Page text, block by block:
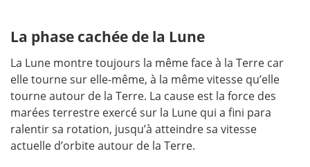
La phase cachée de la Lune
La Lune montre toujours la même face à la Terre car
elle tourne sur elle-même, à la même vitesse qu’elle
tourne autour de la Terre. La cause est la force des
marées terrestre exercé sur la Lune qui a fini para
ralentir sa rotation, jusqu’à atteindre sa vitesse
actuelle d’orbite autour de la Terre.